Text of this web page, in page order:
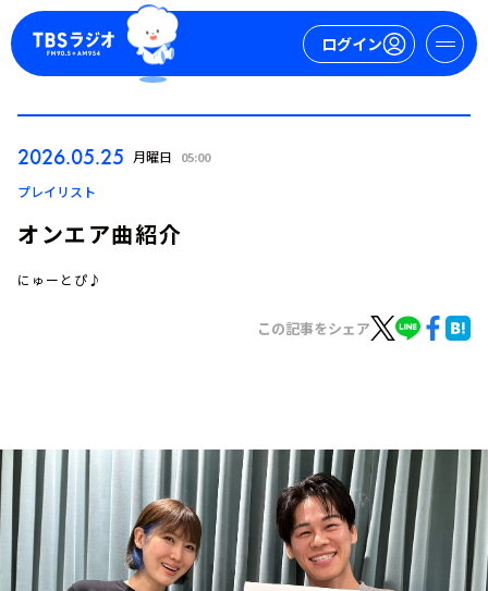
ログイン
トピックス
TBS Podcast
お知らせ
イベント・グッズ
YouTube
会社情報
2026.05.25 月曜日 05:00
プレイリスト
オンエア曲紹介
にゅーとぴ♪
この記事をシェア